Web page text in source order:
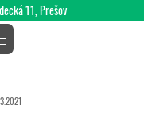
11, Prešov